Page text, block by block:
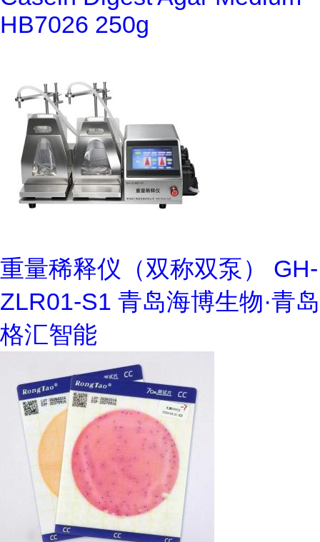
HB7026 250g
重量稀释仪（双称双泵） GH-
ZLR01-S1 青岛海博生物·青岛
格汇智能